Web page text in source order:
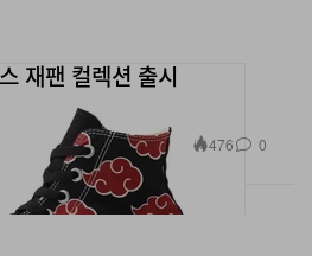
재팬 컬렉션 출시
476 0